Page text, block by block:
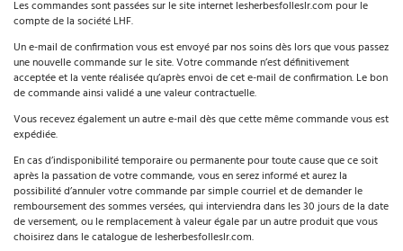
Les commandes sont passées sur le site internet lesherbesfolleslr.com pour le
compte de la société LHF.
Un e-mail de confirmation vous est envoyé par nos soins dès lors que vous passez
une nouvelle commande sur le site. Votre commande n’est définitivement
acceptée et la vente réalisée qu’après envoi de cet e-mail de confirmation. Le bon
de commande ainsi validé a une valeur contractuelle.
Vous recevez également un autre e-mail dès que cette même commande vous est
expédiée.
En cas d’indisponibilité temporaire ou permanente pour toute cause que ce soit
après la passation de votre commande, vous en serez informé et aurez la
possibilité d’annuler votre commande par simple courriel et de demander le
remboursement des sommes versées, qui interviendra dans les 30 jours de la date
de versement, ou le remplacement à valeur égale par un autre produit que vous
choisirez dans le catalogue de lesherbesfolleslr.com.